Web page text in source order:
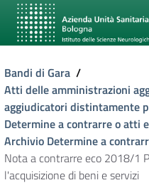
Bandi di Gara /
Atti delle amministrazioni
aggiudicatori distintamente
Determine a contrarre o atti
Archivio Determine a
Nota a contrarre eco 2018/1
l'acquisizione di beni e servizi